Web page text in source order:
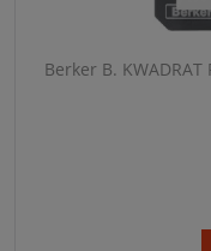
Berker B. KWADRAT